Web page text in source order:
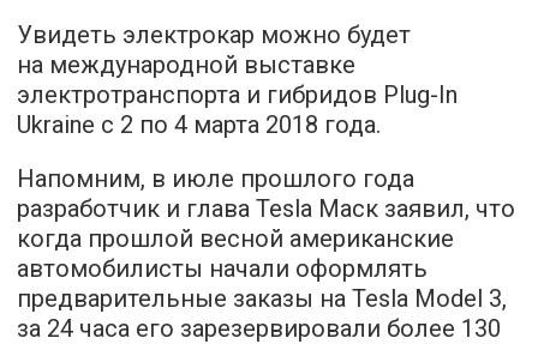
Увидеть электрокар можно будет
на международной выставке
электротранспорта и гибридов Plug-In
Ukraine с 2 по 4 марта 2018 года.
Напомним, в июле прошлого года
разработчик и глава Tesla Маск заявил, что
когда прошлой весной американские
автомобилисты начали оформлять
предварительные заказы на Tesla Model 3,
за 24 часа его зарезервировали более 130